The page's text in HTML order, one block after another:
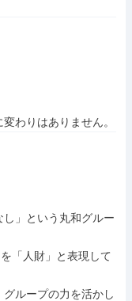
わりはありません。
」という丸和グルー
「人財」と表現して
ループの力を活かし